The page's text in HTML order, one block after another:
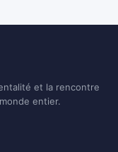
et la rencontre
entier.